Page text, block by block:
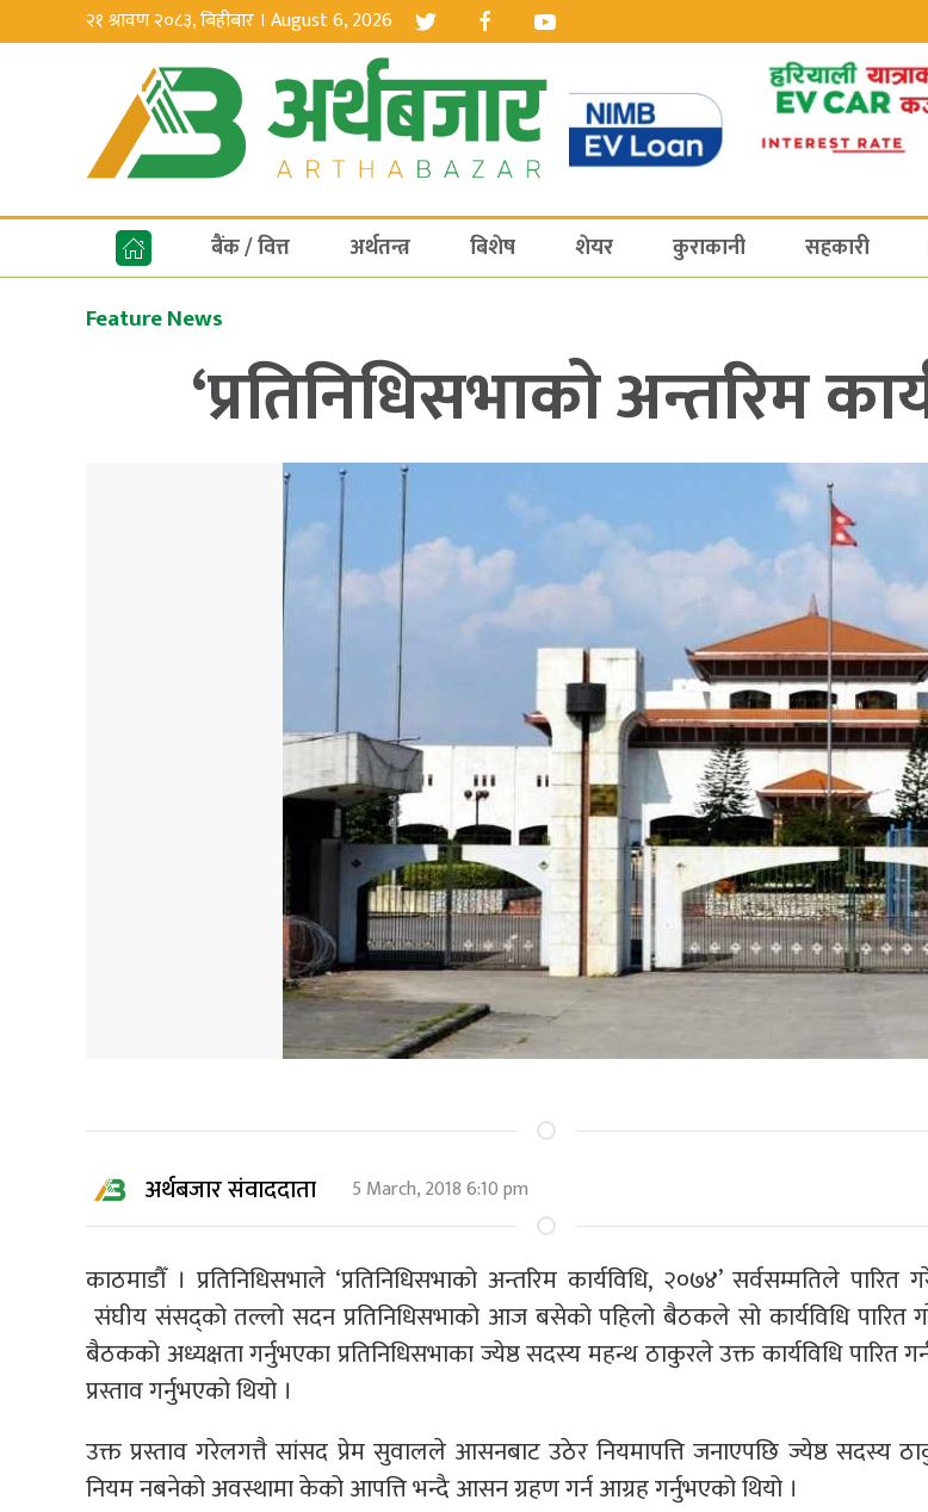
२१ श्रावण २०८३, बिहीबार । August 6, 2026
बैंक / वित्त अर्थतन्त्र बिशेष शेयर कुराकानी सहकारी
Feature News
‘प्रतिनिधिसभाको अन्तरिम
अर्थबजार संवाददाता 5 March, 2018 6:10 pm
काठमाडौँ । प्रतिनिधिसभाले ‘प्रतिनिधिसभाको अन्तरिम कार्यविधि, २०७४’ सर्वसम्मतिले पारित
संघीय संसद्को तल्लो सदन प्रतिनिधिसभाको आज बसेको पहिलो बैठकले सो कार्यविधि पारित
बैठकको अध्यक्षता गर्नुभएका प्रतिनिधिसभाका ज्येष्ठ सदस्य महन्थ ठाकुरले उक्त कार्यविधि पारित
प्रस्ताव गर्नुभएको थियो ।
उक्त प्रस्ताव गरेलगत्तै सांसद प्रेम सुवालले आसनबाट उठेर नियमापत्ति जनाएपछि ज्येष्ठ सदस्य
नियम नबनेको अवस्थामा केको आपत्ति भन्दै आसन ग्रहण गर्न आग्रह गर्नुभएको थियो ।